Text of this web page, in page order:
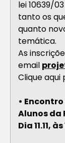
lei 10639/
tanto os
quanto
temática.
As
email
Clique
•
Alunos da
Dia 11.11,